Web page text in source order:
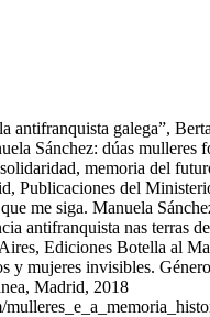
antifranquista galega”,
Sánchez: dúas
memoria del
Publicaciones del
me siga. Manuela
antifranquista nas
Ediciones Botella al
y mujeres invisibles.
Madrid, 2018